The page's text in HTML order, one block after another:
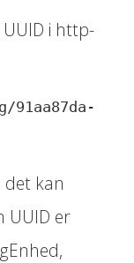
i http-
det kan
UUID er